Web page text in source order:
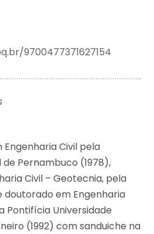
9700477371627154
Engenharia Civil pela
Pernambuco (1978),
Civil – Geotecnia, pela
doutorado em Engenharia
Pontifícia Universidade
(1992) com sanduiche na